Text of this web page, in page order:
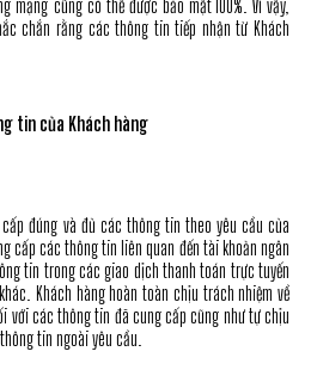
mạng cũng có thể được bảo mật 100%. Vì vậy,
chắn rằng các thông tin tiếp nhận từ Khách
tin của Khách hàng
đúng và đủ các thông tin theo yêu cầu của
cấp các thông tin liên quan đến tài khoản ngân
tin trong các giao dịch thanh toán trực tuyến
Khách hàng hoàn toàn chịu trách nhiệm về
với các thông tin đã cung cấp cũng như tự chịu
tin ngoài yêu cầu.